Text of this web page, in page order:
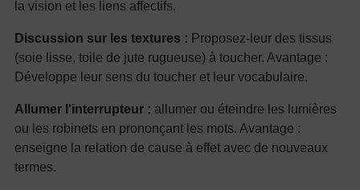
la vision et les liens affectifs.
Discussion sur les textures : Proposez-leur des tissus
(soie lisse, toile de jute rugueuse) à toucher. Avantage :
Développe leur sens du toucher et leur vocabulaire.
Allumer l'interrupteur : allumer ou éteindre les lumières
ou les robinets en prononçant les mots. Avantage :
enseigne la relation de cause à effet avec de nouveaux
termes.